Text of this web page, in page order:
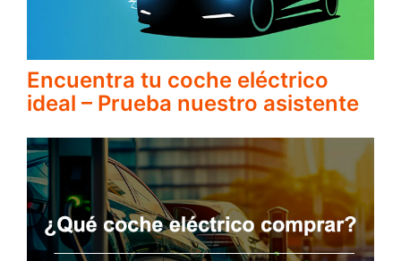
Encuentra tu coche eléctrico
ideal – Prueba nuestro asistente